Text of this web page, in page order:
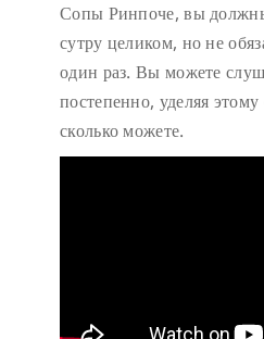
Сопы Ринпоче, вы
сутру целиком, но не
один раз. Вы можете
постепенно, уделяя
сколько можете.